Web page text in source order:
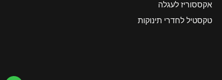
אקססוריז לעגלה
טקסטיל לחדרי תינוקות